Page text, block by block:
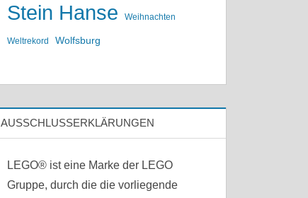
Stein Hanse Weihnachten
Weltrekord Wolfsburg
AUSSCHLUSSERKLÄRUNGEN
LEGO® ist eine Marke der LEGO
Gruppe, durch die die vorliegende